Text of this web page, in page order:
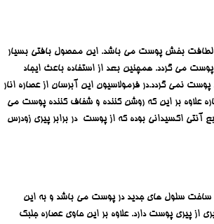
و لطافت بخش پوست می باشد. این محصول بافتی بسیار
می گردد. همچنین بعد از استفاده باعث ایجاد
نمی گردد.در فرمولاسیون این آبرسان از عصاره انار
علاوه بر این که روشن کننده و شفاف کننده پوست می
آنتی اکسیدانی بوده که از پوست در برابر پیری زودرس
ساخت سلول های جدید در پوست می باشد و به این
از پیری پوست دارد. علاوه بر این حاوی عصاره جلبک